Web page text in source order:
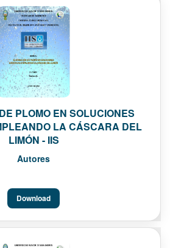
PLOMO EN SOLUCIONES
LA CÁSCARA DEL
LIMÓN - IIS
Autores
Download